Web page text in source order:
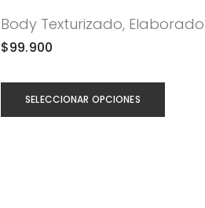
Body Texturizado,
$99.900
SELECCIONAR OPCIONES